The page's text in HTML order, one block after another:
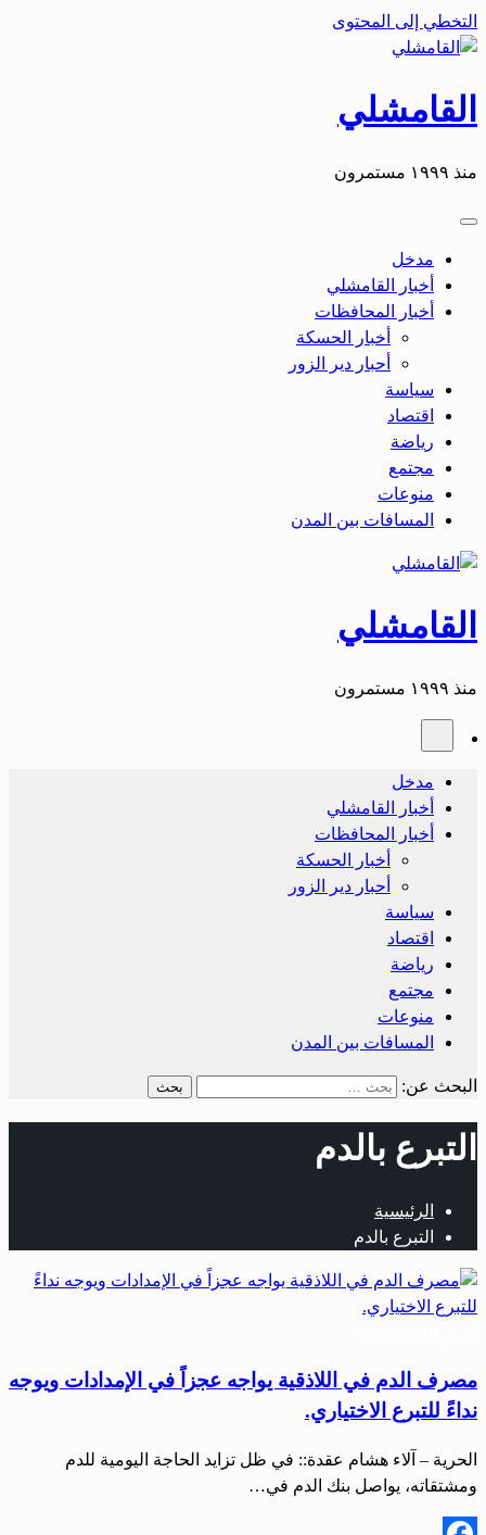
التخطي إلى المحتوى
القامشلي
منذ ١٩٩٩ مستمرون
مدخل
أخبار القامشلي
أخبار المحافظات
أخبار الحسكة
أحبار دير الزور
سياسة
اقتصاد
رياضة
مجتمع
منوعات
المسافات بين المدن
القامشلي
منذ ١٩٩٩ مستمرون
مدخل
أخبار القامشلي
أخبار المحافظات
أخبار الحسكة
أحبار دير الزور
سياسة
اقتصاد
رياضة
مجتمع
منوعات
المسافات بين المدن
البحث عن:
التبرع بالدم
الرئيسية
التبرع بالدم
مصرف الدم في اللاذقية يواجه عجزاً في الإمدادات ويوجه
نداءً للتبرع الاختياري.
الحرية – آلاء هشام عقدة:: في ظل تزايد الحاجة اليومية للدم
ومشتقاته، يواصل بنك الدم في…